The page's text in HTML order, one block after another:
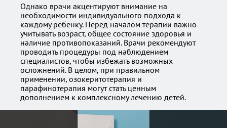
Однако врачи акцентируют внимание на
необходимости индивидуального подхода к
каждому ребенку. Перед началом терапии важно
учитывать возраст, общее состояние здоровья и
наличие противопоказаний. Врачи рекомендуют
проводить процедуры под наблюдением
специалистов, чтобы избежать возможных
осложнений. В целом, при правильном
применении, озокеритотерапия и
парафинотерапия могут стать ценным
дополнением к комплексному лечению детей.